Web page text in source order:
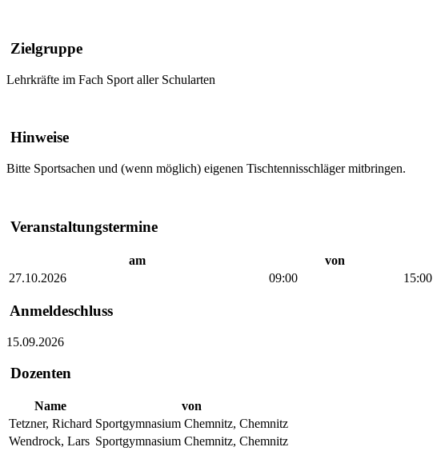
Zielgruppe
Lehrkräfte im Fach Sport aller Schularten
Hinweise
Bitte Sportsachen und (wenn möglich) eigenen Tischtennisschläger mitbringen.
Veranstaltungstermine
am von
27.10.2026
09:00 15:00
Anmeldeschluss
15.09.2026
Dozenten
Name
von
Tetzner, Richard Sportgymnasium Chemnitz, Chemnitz
Wendrock, Lars Sportgymnasium Chemnitz, Chemnitz